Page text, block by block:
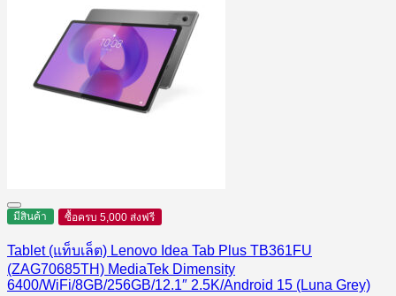
มีสินค้า ซื้อครบ 5,000 ส่งฟรี
Tablet (แท็บเล็ต) Lenovo Idea Tab Plus TB361FU
(ZAG70685TH) MediaTek Dimensity
6400/WiFi/8GB/256GB/12.1″ 2.5K/Android 15 (Luna Grey)